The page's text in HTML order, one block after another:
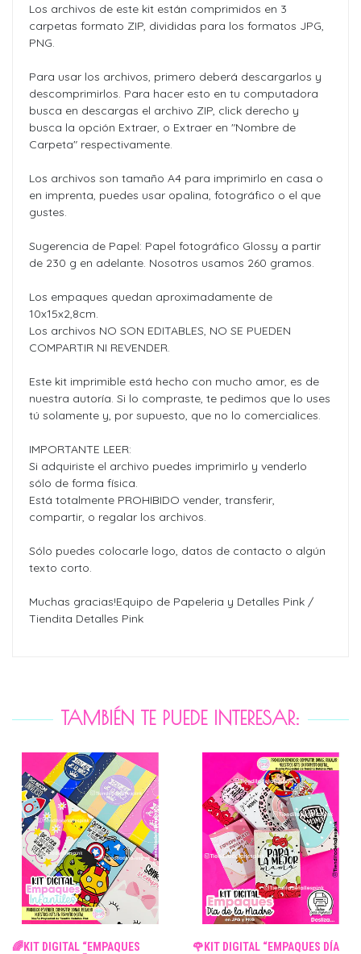
Los archivos de este kit están comprimidos en 3
carpetas formato ZIP, divididas para los formatos JPG,
PNG.
Para usar los archivos, primero deberá descargarlos y
descomprimirlos. Para hacer esto en tu computadora
busca en descargas el archivo ZIP, click derecho y
busca la opción Extraer, o Extraer en "Nombre de
Carpeta" respectivamente.
Los archivos son tamaño A4 para imprimirlo en casa o
en imprenta, puedes usar opalina, fotográfico o el que
gustes.
Sugerencia de Papel: Papel fotográfico Glossy a partir
de 230 g en adelante. Nosotros usamos 260 gramos.
Los empaques quedan aproximadamente de
10x15x2,8cm.
Los archivos NO SON EDITABLES, NO SE PUEDEN
COMPARTIR NI REVENDER.
Este kit imprimible está hecho con mucho amor, es de
nuestra autoría. Si lo compraste, te pedimos que lo uses
tú solamente y, por supuesto, que no lo comercialices.
IMPORTANTE LEER:
Si adquiriste el archivo puedes imprimirlo y venderlo
sólo de forma física.
Está totalmente PROHIBIDO vender, transferir,
compartir, o regalar los archivos.
Sólo puedes colocarle logo, datos de contacto o algún
texto corto.
Muchas gracias!Equipo de Papeleria y Detalles Pink /
Tiendita Detalles Pink
TAMBIÉN TE PUEDE INTERESAR:
🌈KIT DIGITAL “EMPAQUES
🌹KIT DIGITAL “EMPAQUES DÍA